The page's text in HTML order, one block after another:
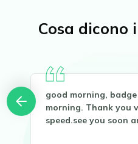
Cosa dicono
good morning,
morning. Thank you
speed.see you soon